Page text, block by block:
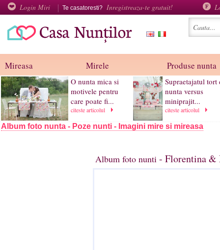
Login Miri Te casatoresti? Inregistreaza-te gratuit!
Mireasa Mirele Produse nunta
O nunta mica si
motivele pentru
care poate fi...
citeste articolul
Supraetajatul tort
nunta versus
miniprajit...
citeste articolul
Album foto nunta - Poze nunti - Imagini mire si mireasa
Album foto nunti - Florentina &